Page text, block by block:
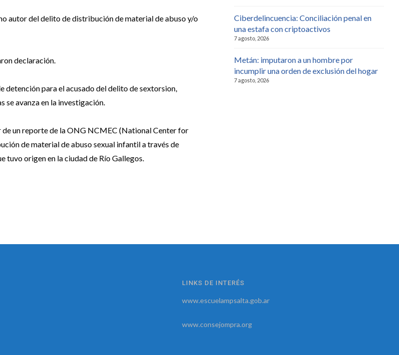
autor del delito de distribución de material de abuso y/o
declaración.
para el acusado del delito de sextorsion,
avanza en la investigación.
de un reporte de la ONG NCMEC (National Center for
de material de abuso sexual infantil a través de
tuvo origen en la ciudad de Río Gallegos.
Ciberdelincuencia: Conciliación penal en
una estafa con criptoactivos
7 agosto, 2026
Metán: imputaron a un hombre por
incumplir una orden de exclusión del hogar
7 agosto, 2026
LINKS DE INTERÉS
www.escuelampsalta.gob.ar
www.consejompra.org